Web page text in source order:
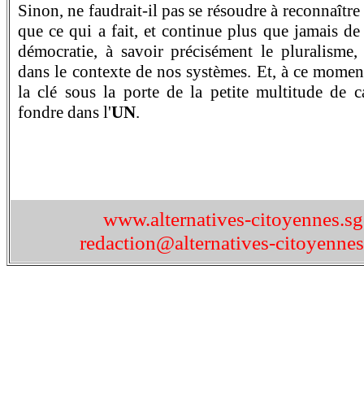
Sinon, ne faudrait-il pas se résoudre à
que ce qui a fait, et continue plus que jamais
démocratie, à savoir précisément le
dans le contexte de nos systèmes. Et, à ce
la clé sous la porte de la petite multitude de
fondre dans l'UN.
www.alternatives-
redaction@alternatives-